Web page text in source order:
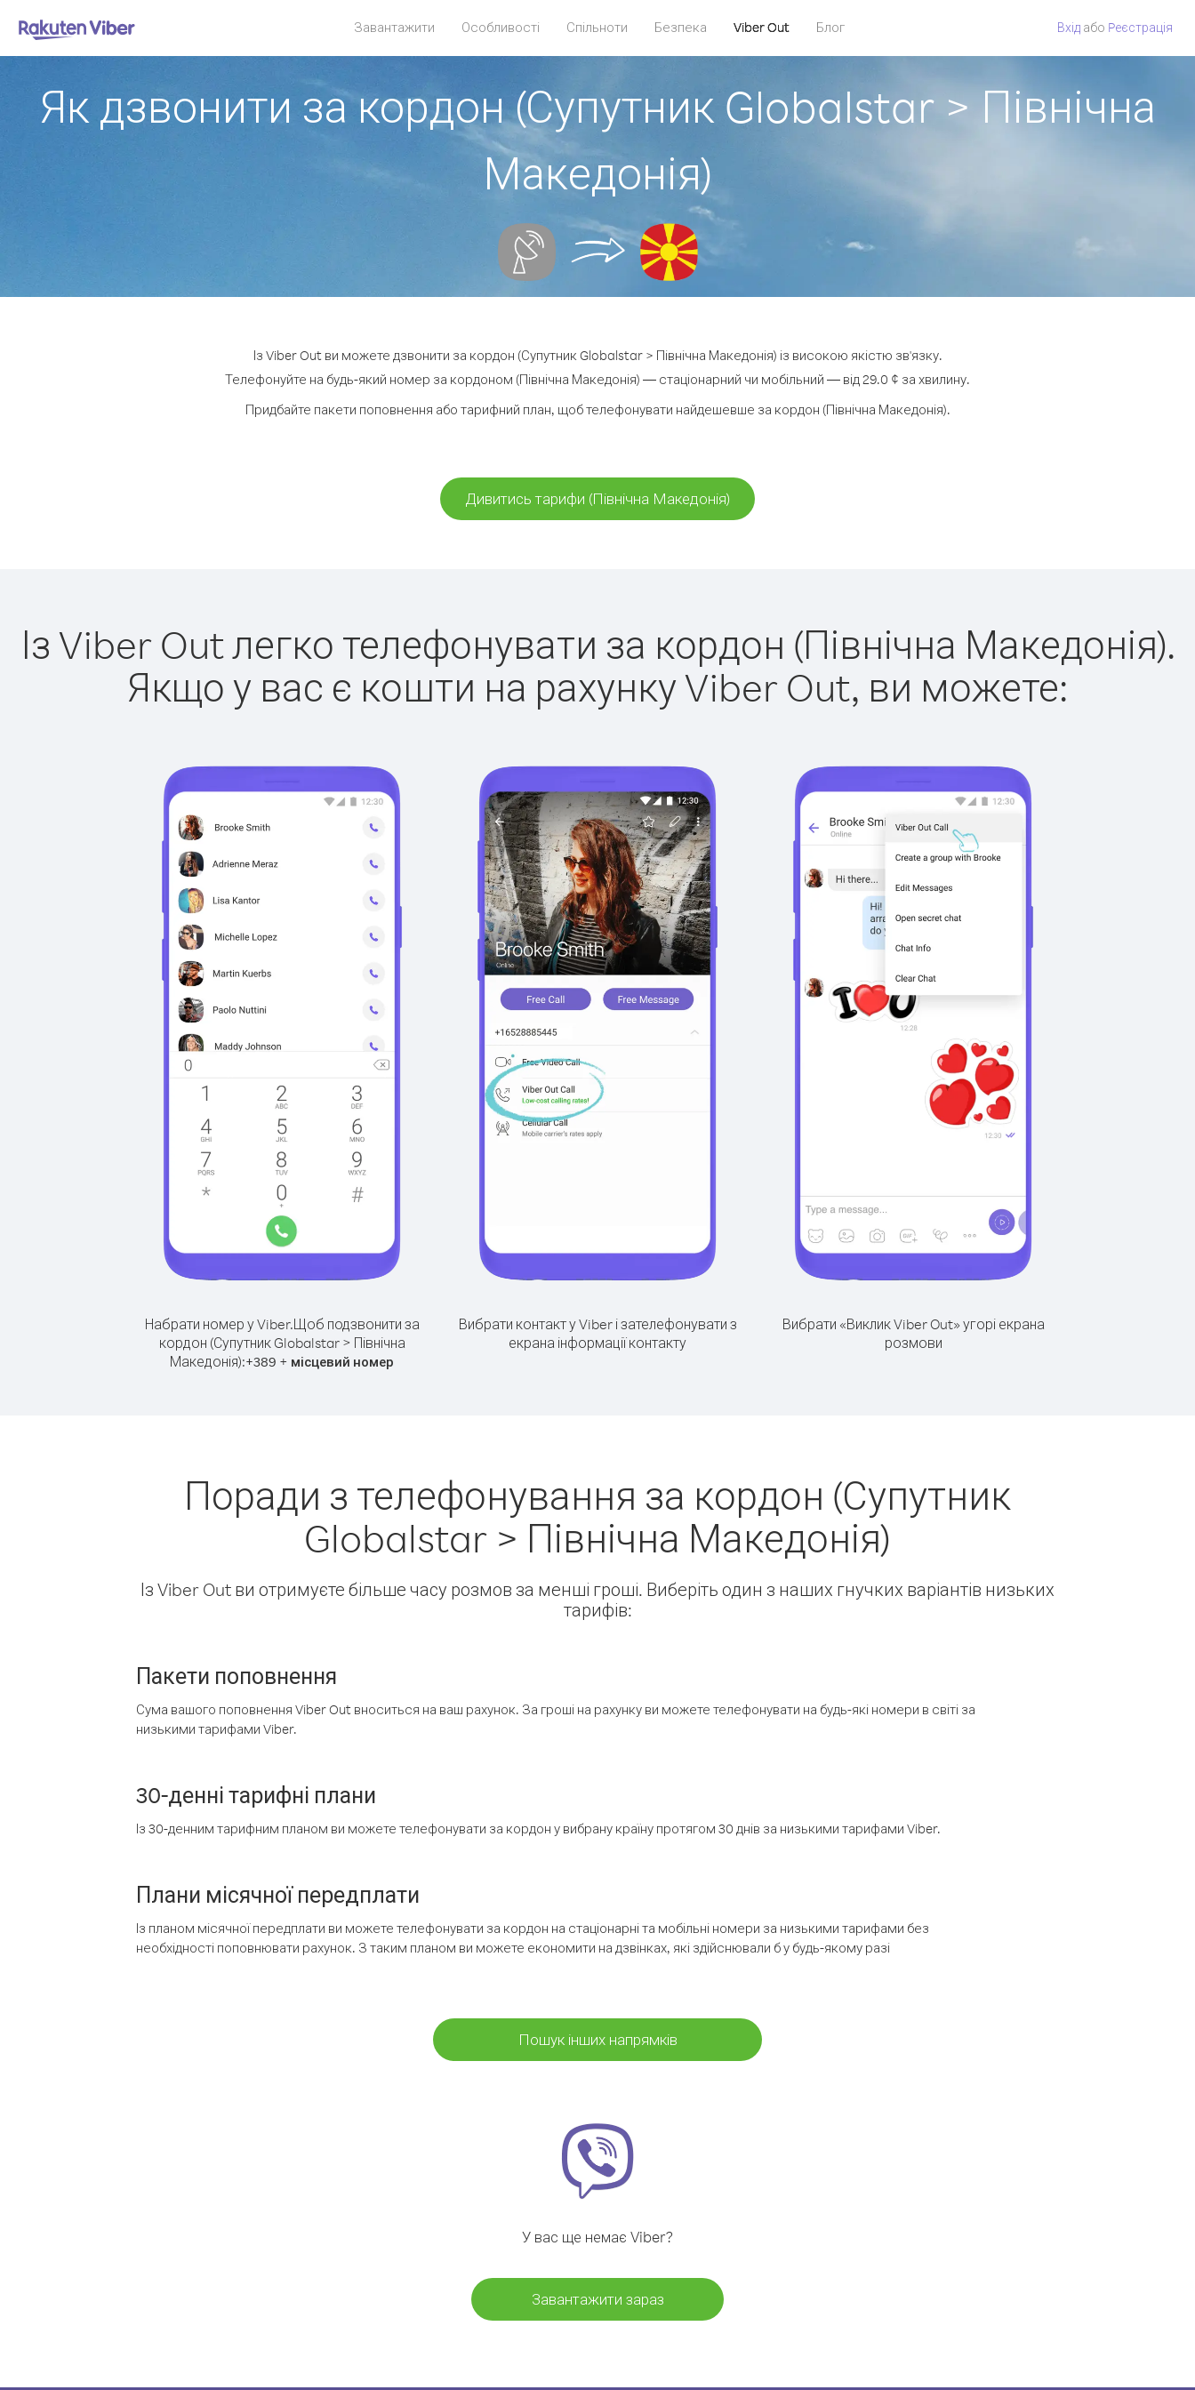
Завантажити Особливості Спільноти Безпека Viber Out Блог Вхід або Pеєстрація
Як дзвонити за кордон (Супутник Globalstar > Північна
Македонія)
Із Viber Out ви можете дзвонити за кордон (Супутник Globalstar > Північна Македонія) із високою якістю зв'язку.
Телефонуйте на будь-який номер за кордоном (Північна Македонія) — стаціонарний чи мобільний — від 29.0 ¢ за хвилину.
Придбайте пакети поповнення або тарифний план, щоб телефонувати найдешевше за кордон (Північна Македонія).
Дивитись тарифи (Північна Македонія)
Із Viber Out легко телефонувати за кордон (Північна Македонія).
Якщо у вас є кошти на рахунку Viber Out, ви можете:
Набрати номер у Viber.Щоб подзвонити за
кордон (Супутник Globalstar > Північна
Македонія):+389 + місцевий номер
Вибрати контакт у Viber і зателефонувати з
екрана інформації контакту
Вибрати «Виклик Viber Out» угорі екрана
розмови
Поради з телефонування за кордон (Супутник
Globalstar > Північна Македонія)
Із Viber Out ви отримуєте більше часу розмов за менші гроші. Виберіть один з наших гнучких варіантів низьких
тарифів:
Пакети поповнення
Сума вашого поповнення Viber Out вноситься на ваш рахунок. За гроші на рахунку ви можете телефонувати на будь-які номери в світі за
низькими тарифами Viber.
30-денні тарифні плани
Із 30-денним тарифним планом ви можете телефонувати за кордон у вибрану країну протягом 30 днів за низькими тарифами Viber.
Плани місячної передплати
Із планом місячної передплати ви можете телефонувати за кордон на стаціонарні та мобільні номери за низькими тарифами без
необхідності поповнювати рахунок. З таким планом ви можете економити на дзвінках, які здійснювали б у будь-якому разі
Пошук інших напрямків
У вас ще немає Viber?
Завантажити зараз